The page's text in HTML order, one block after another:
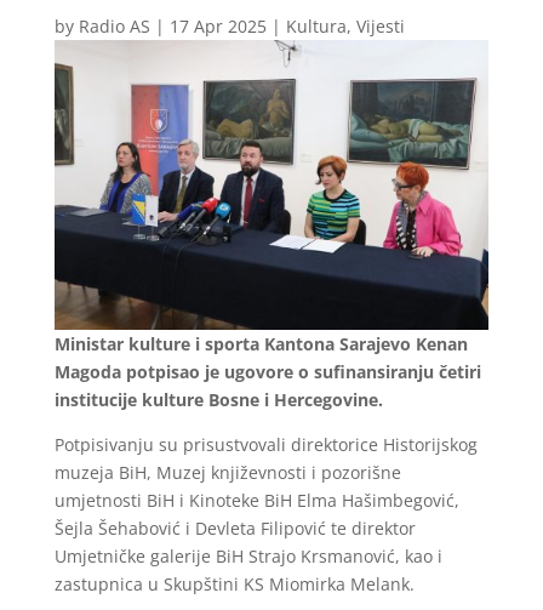
by Radio AS | 17 Apr 2025| Kultura, Vijesti
Ministar kulture i sporta Kantona Sarajevo Kenan
Magoda potpisao je ugovore o sufinansiranju četiri
institucije kulture Bosne i Hercegovine.
Potpisivanju su prisustvovali direktorice Historijskog
muzeja BiH, Muzej književnosti i pozorišne
umjetnosti BiH i Kinoteke BiH Elma Hašimbegović,
Šejla Šehabović i Devleta Filipović te direktor
Umjetničke galerije BiH Strajo Krsmanović, kao i
zastupnica u Skupštini KS Miomirka Melank.